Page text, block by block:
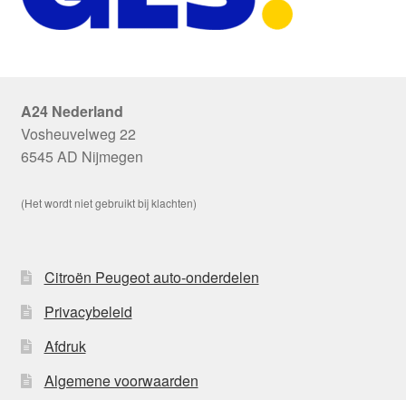
A24 Nederland
Vosheuvelweg 22
6545 AD Nijmegen
(Het wordt niet gebruikt bij klachten)
Citroën Peugeot auto-onderdelen
Privacybeleid
Afdruk
Algemene voorwaarden